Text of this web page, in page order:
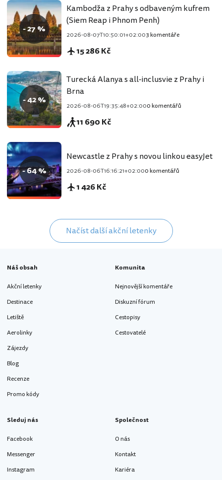
- 27 %
Kambodža z Prahy s odbaveným kufrem
(Siem Reap i Phnom Penh)
2026-08-07T10:50:01+02:003 komentáře
15 286 Kč
- 42 %
Turecká Alanya s all-inclusvie z Prahy i
Brna
2026-08-06T19:35:48+02:000 komentářů
11 690 Kč
- 64 %
Newcastle z Prahy s novou linkou easyJet
2026-08-06T16:16:21+02:000 komentářů
1 426 Kč
Načíst další akční letenky
Náš obsah
Akční letenky
Destinace
Letiště
Aerolinky
Zájezdy
Blog
Recenze
Promo kódy
Komunita
Nejnovější komentáře
Diskuzní fórum
Cestopisy
Cestovatelé
Sleduj nás
Facebook
Messenger
Instagram
Společnost
O nás
Kontakt
Kariéra